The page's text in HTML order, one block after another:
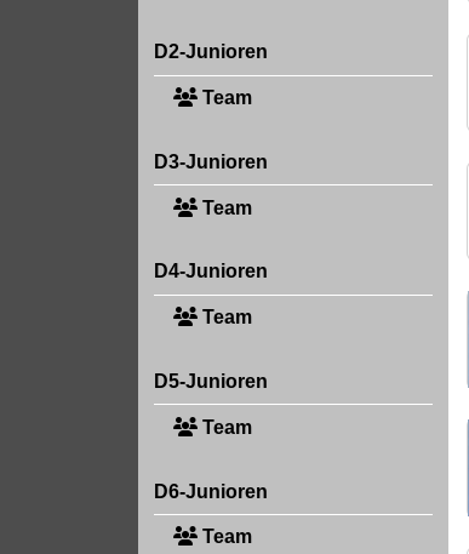
D2-Junioren
Team
D3-Junioren
Team
D4-Junioren
Team
D5-Junioren
Team
D6-Junioren
Team